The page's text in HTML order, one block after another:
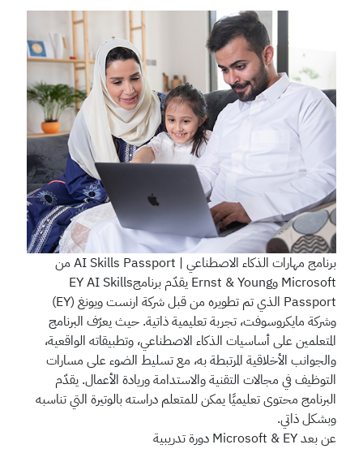
برنامج مهارات الذكاء الاصطناعي | AI Skills Passport من
Microsoft وErnst & Young
يقدّم برنامجEY AI Skills
Passport الذي تم تطويره من قبل شركة ارنست ويونغ (EY)
وشركة مايكروسوفت، تجربة تعليمية ذاتية. حيث يعرّف البرنامج
المتعلمين على أساسيات الذكاء الاصطناعي، وتطبيقاته الواقعية،
والجوانب الأخلاقية المرتبطة به، مع تسليط الضوء على مسارات
التوظيف في مجالات التقنية والاستدامة وريادة الأعمال. يقدّم
البرنامج محتوى تعليميًا يمكن للمتعلم دراسته بالوتيرة التي تناسبه
وبشكل ذاتي.
عن بعدMicrosoft & EY دورة تدريبية